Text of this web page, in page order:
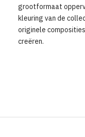
grootformaat
kleuring van de
originele
creëren.